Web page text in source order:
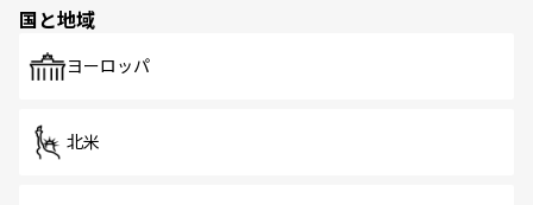
で、ホーカーズは地元の風情を楽しめる外せないスポット
国と地域
ヨーロッパ
北米